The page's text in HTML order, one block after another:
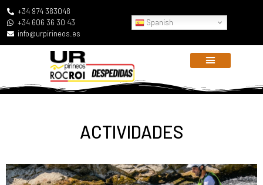
+34 974 383048
+34 606 36 30 43
info@urpirineos.es
Spanish
ACTIVIDADES